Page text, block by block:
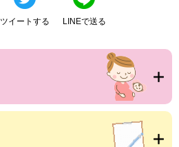
ツイートする LINEで送る